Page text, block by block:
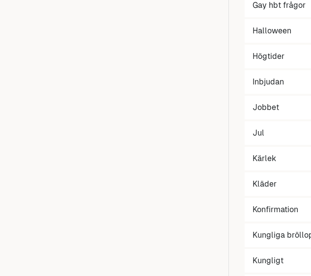
Gay hbt frågor
Halloween
Högtider
Inbjudan
Jobbet
Jul
Kärlek
Kläder
Konfirmation
Kungliga
Kungligt